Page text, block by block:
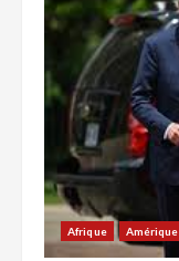
Afrique Amérique